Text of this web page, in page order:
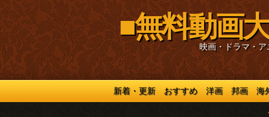
■無料動画
映画・ドラマ・ア
新着・更新 おすすめ 洋画 邦画 海